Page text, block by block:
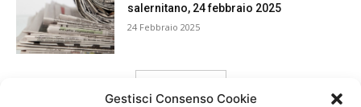
Gestisci Consenso Cookie
salernitano, 24 febbraio 2025
24 Febbraio 2025